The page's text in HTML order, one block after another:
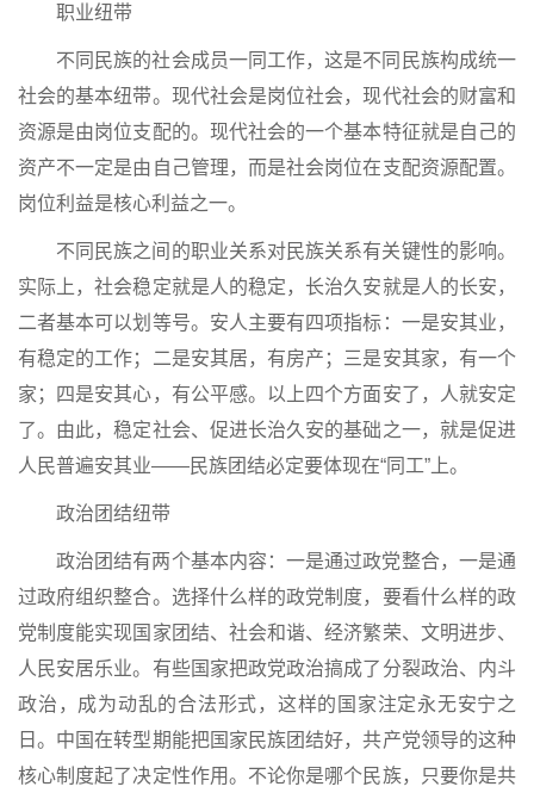
职业纽带
不同民族的社会成员一同工作，这是不同民族构成统一
社会的基本纽带。现代社会是岗位社会，现代社会的财富和
资源是由岗位支配的。现代社会的一个基本特征就是自己的
资产不一定是由自己管理，而是社会岗位在支配资源配置。
岗位利益是核心利益之一。
不同民族之间的职业关系对民族关系有关键性的影响。
实际上，社会稳定就是人的稳定，长治久安就是人的长安，
二者基本可以划等号。安人主要有四项指标：一是安其业，
有稳定的工作；二是安其居，有房产；三是安其家，有一个
家；四是安其心，有公平感。以上四个方面安了，人就安定
了。由此，稳定社会、促进长治久安的基础之一，就是促进
人民普遍安其业——民族团结必定要体现在“同工”上。
政治团结纽带
政治团结有两个基本内容：一是通过政党整合，一是通
过政府组织整合。选择什么样的政党制度，要看什么样的政
党制度能实现国家团结、社会和谐、经济繁荣、文明进步、
人民安居乐业。有些国家把政党政治搞成了分裂政治、内斗
政治，成为动乱的合法形式，这样的国家注定永无安宁之
日。中国在转型期能把国家民族团结好，共产党领导的这种
核心制度起了决定性作用。不论你是哪个民族，只要你是共